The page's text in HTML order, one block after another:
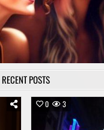
RECENT POSTS
0 3